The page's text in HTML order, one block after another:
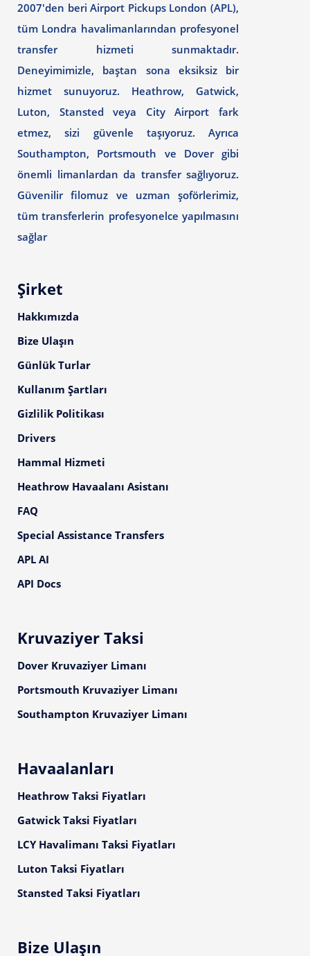
2007'den beri Airport Pickups London (APL),
tüm Londra havalimanlarından profesyonel
transfer hizmeti sunmaktadır.
Deneyimimizle, baştan sona eksiksiz bir
hizmet sunuyoruz. Heathrow, Gatwick,
Luton, Stansted veya City Airport fark
etmez, sizi güvenle taşıyoruz. Ayrıca
Southampton, Portsmouth ve Dover gibi
önemli limanlardan da transfer sağlıyoruz.
Güvenilir filomuz ve uzman şoförlerimiz,
tüm transferlerin profesyonelce yapılmasını
sağlar
Şirket
Hakkımızda
Bize Ulaşın
Günlük Turlar
Kullanım Şartları
Gizlilik Politikası
Drivers
Hammal Hizmeti
Heathrow Havaalanı Asistanı
FAQ
Special Assistance Transfers
APL AI
API Docs
Kruvaziyer Taksi
Dover Kruvaziyer Limanı
Portsmouth Kruvaziyer Limanı
Southampton Kruvaziyer Limanı
Havaalanları
Heathrow Taksi Fiyatları
Gatwick Taksi Fiyatları
LCY Havalimanı Taksi Fiyatları
Luton Taksi Fiyatları
Stansted Taksi Fiyatları
Bize Ulaşın